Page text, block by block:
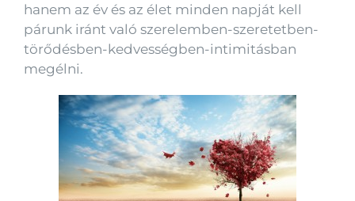
hanem az év és az élet minden napját kell
párunk iránt való szerelemben-szeretetben-
törődésben-kedvességben-intimitásban
megélni.